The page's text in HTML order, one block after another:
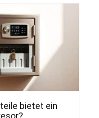
bietet ein